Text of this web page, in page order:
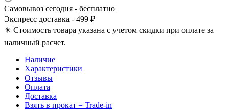
Самовывоз сегодня - бесплатно
Экспресс доставка - 499 ₽
✴️ Стоимость товара указана с учетом скидки при оплате за
наличный расчет.
Наличие
Характеристики
Отзывы
Оплата
Доставка
Взять в прокат = Trade-in